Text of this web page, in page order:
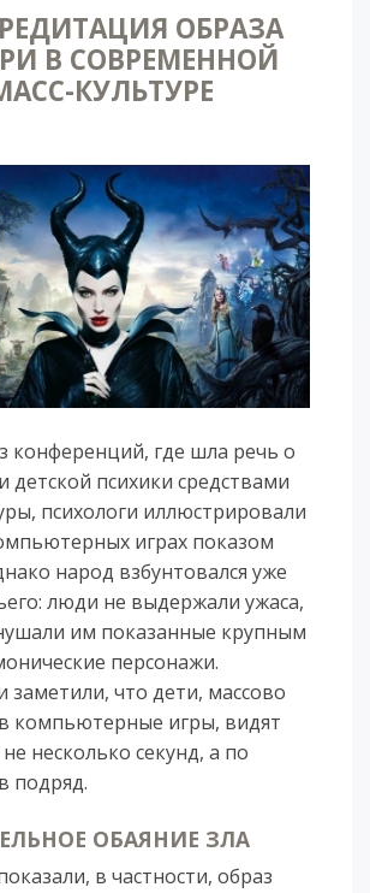
ОБРАЗА
В СОВРЕМЕННОЙ
КУЛЬТУРЕ
конференций, где шла речь о
детской психики средствами
психологи иллюстрировали
играх показом
народ взбунтовался уже
люди не выдержали ужаса,
им показанные крупным
персонажи.
заметили, что дети, массово
компьютерные игры, видят
несколько секунд, а по
подряд.
ОБАЯНИЕ ЗЛА
в частности, образ